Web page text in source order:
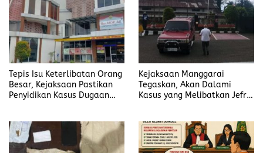
Tepis Isu Keterlibatan Orang
Besar, Kejaksaan Pastikan
Penyidikan Kasus Dugaan
Kejaksaan Manggarai
Tegaskan, Akan Dalami
Kasus yang Melibatkan Jefrin